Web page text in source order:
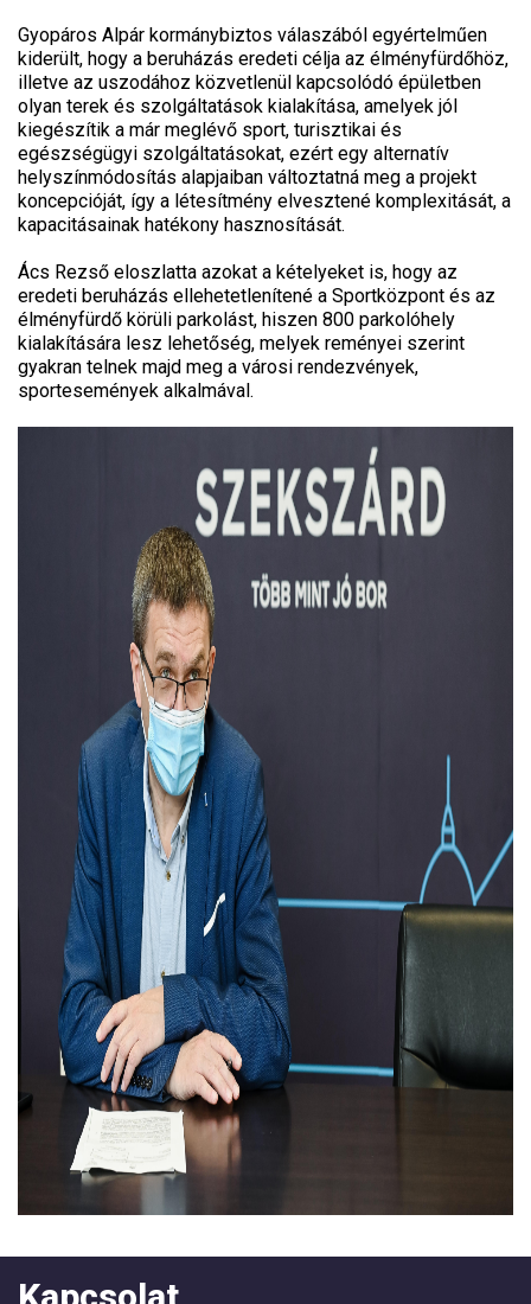
Gyopáros Alpár kormánybiztos válaszából egyértelműen
kiderült, hogy a beruházás eredeti célja az élményfürdőhöz,
illetve az uszodához közvetlenül kapcsolódó épületben
olyan terek és szolgáltatások kialakítása, amelyek jól
kiegészítik a már meglévő sport, turisztikai és
egészségügyi szolgáltatásokat, ezért egy alternatív
helyszínmódosítás alapjaiban változtatná meg a projekt
koncepcióját, így a létesítmény elvesztené komplexitását, a
kapacitásainak hatékony hasznosítását.
Ács Rezső eloszlatta azokat a kételyeket is, hogy az
eredeti beruházás ellehetetlenítené a Sportközpont és az
élményfürdő körüli parkolást, hiszen 800 parkolóhely
kialakítására lesz lehetőség, melyek reményei szerint
gyakran telnek majd meg a városi rendezvények,
sportesemények alkalmával.